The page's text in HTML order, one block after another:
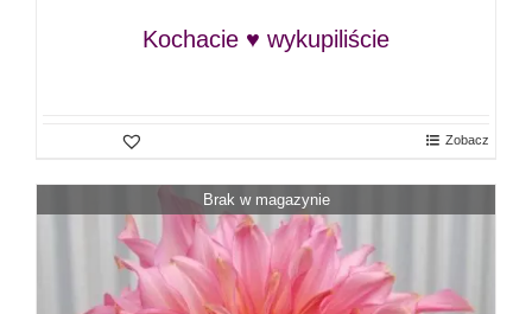
Kochacie ♥ wykupiliście
Zobacz
Brak w magazynie